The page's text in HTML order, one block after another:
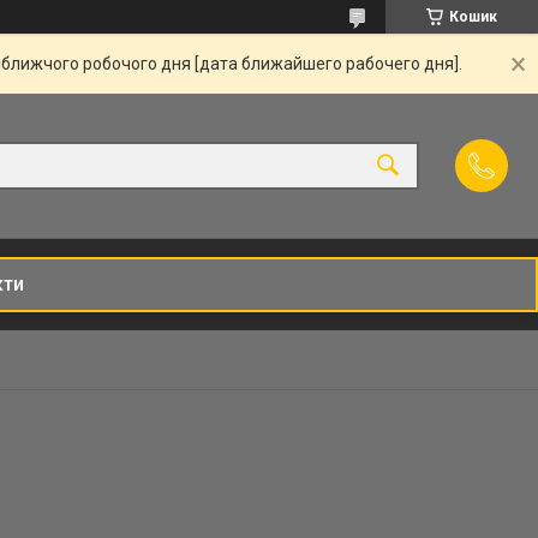
Кошик
робочого дня [дата ближайшего рабочего дня].